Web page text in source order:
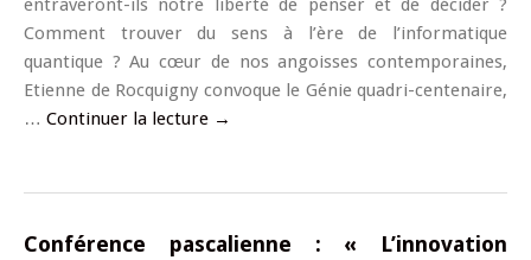
entraveront-ils notre liberté de penser et de décider ?
Comment trouver du sens à l’ère de l’informatique
quantique ? Au cœur de nos angoisses contemporaines,
Etienne de Rocquigny convoque le Génie quadri-centenaire,
… Continuer la lecture →
Conférence pascalienne : « L’innovation